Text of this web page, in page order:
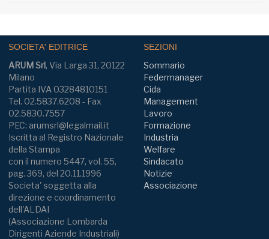
SOCIETA' EDITRICE
ARUM Srl, Via Larga 31, 20122
Milano
Partita IVA 03284810151
Tel. 02.5837.6208 - Fax
02.5830.7557
PEC: arumsrl@legalmail.it
Iscritta al Registro Nazionale
della Stampa
con il numero 5447, vol. 55,
pag. 369, del 20.11.1996
Societa' soggetta alla
direzione e coordinamento
dell'ALDAI
(Associazione Lombarda
Dirigenti Aziende Industriali)
SEZIONI
Sommario
Federmanager
Cida
Management
Lavoro
Formazione
Industria
Welfare
Sindacato
Notizie
Associazione